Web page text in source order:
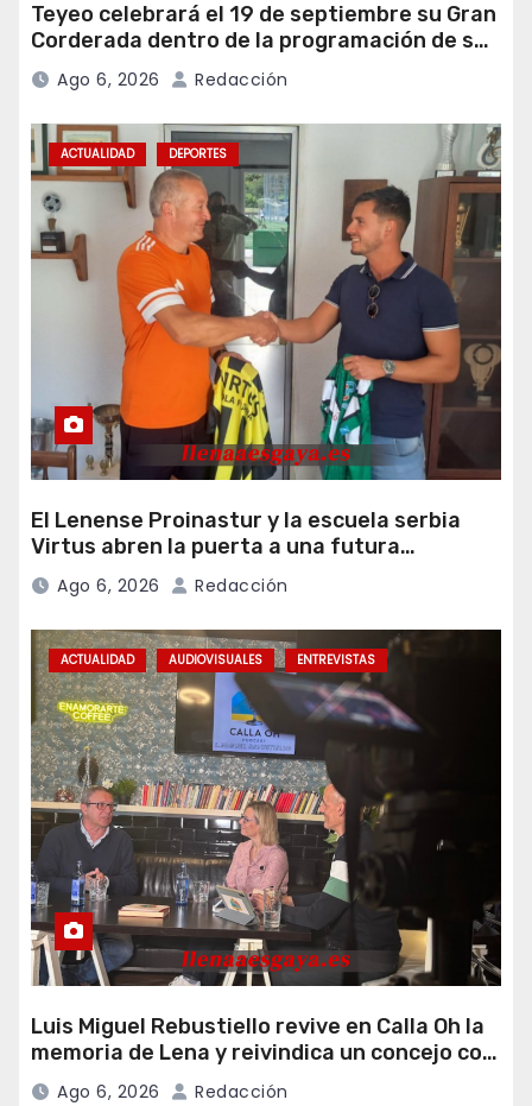
Teyeo celebrará el 19 de septiembre su Gran
Corderada dentro de la programación de sus
fiestas
Ago 6, 2026 Redacción
ACTUALIDAD DEPORTES
El Lenense Proinastur y la escuela serbia
Virtus abren la puerta a una futura
colaboración internacional
Ago 6, 2026 Redacción
ACTUALIDAD AUDIOVISUALES ENTREVISTAS
Luis Miguel Rebustiello revive en Calla Oh la
memoria de Lena y reivindica un concejo con
más ambición de futuro
Ago 6, 2026 Redacción